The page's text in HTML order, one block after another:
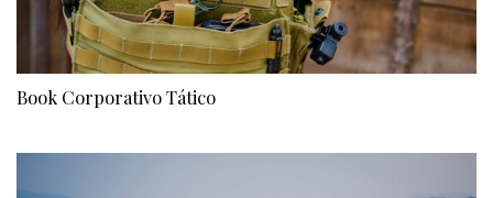
Book Corporativo Tático